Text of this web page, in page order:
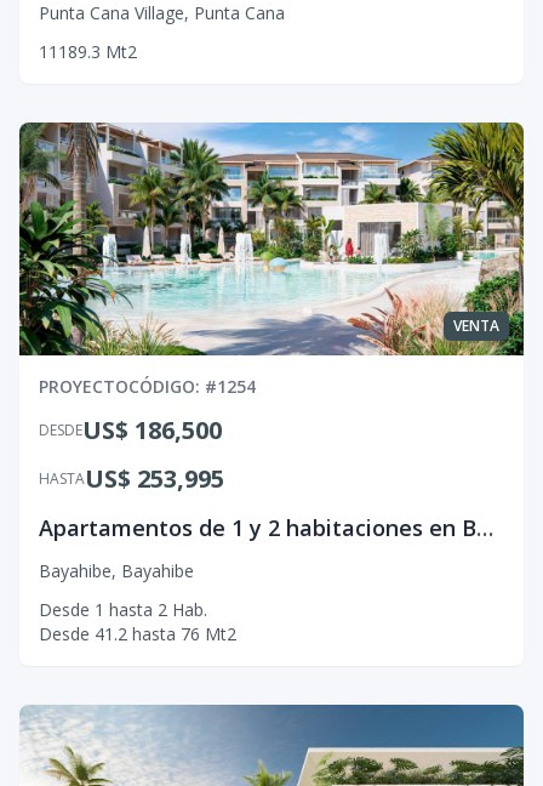
Punta Cana Village, Punta Cana
1 1 189.3 Mt2
VENTA
PROYECTOCÓDIGO: #1254
DESDEUS$ 186,500
HASTAUS$ 253,995
Apartamentos de 1 y 2 habitaciones en Bayahibe
Bayahibe, Bayahibe
Desde 1 hasta 2 Hab.
Desde 41.2 hasta 76 Mt2